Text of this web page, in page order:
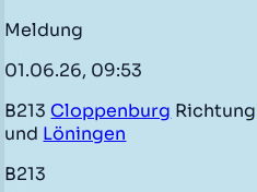
Meldung
01.06.26, 09:53
B213 Cloppenburg Richtung
und Löningen
B213